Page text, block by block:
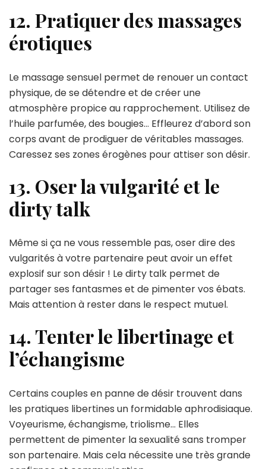
12. Pratiquer des massages
érotiques
Le massage sensuel permet de renouer un contact
physique, de se détendre et de créer une
atmosphère propice au rapprochement. Utilisez de
l’huile parfumée, des bougies… Effleurez d’abord son
corps avant de prodiguer de véritables massages.
Caressez ses zones érogènes pour attiser son désir.
13. Oser la vulgarité et le
dirty talk
Même si ça ne vous ressemble pas, oser dire des
vulgarités à votre partenaire peut avoir un effet
explosif sur son désir ! Le dirty talk permet de
partager ses fantasmes et de pimenter vos ébats.
Mais attention à rester dans le respect mutuel.
14. Tenter le libertinage et
l’échangisme
Certains couples en panne de désir trouvent dans
les pratiques libertines un formidable aphrodisiaque.
Voyeurisme, échangisme, triolisme… Elles
permettent de pimenter la sexualité sans tromper
son partenaire. Mais cela nécessite une très grande